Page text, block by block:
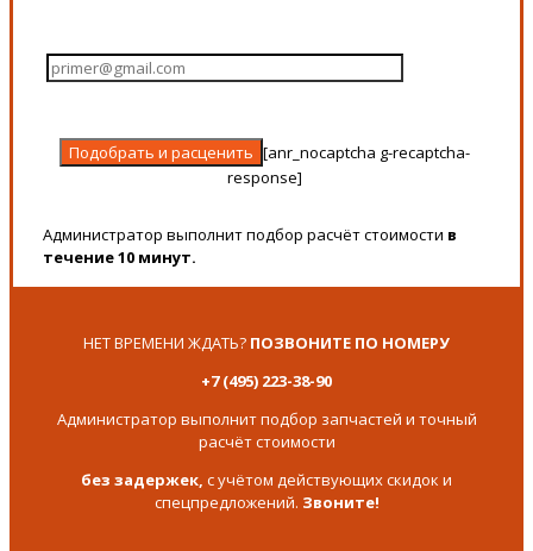
[anr_nocaptcha g-recaptcha-
response]
Администратор выполнит подбор расчёт стоимости в
течение 10 минут.
НЕТ ВРЕМЕНИ ЖДАТЬ? ПОЗВОНИТЕ ПО НОМЕРУ
+7 (495) 223-38-90
Администратор выполнит подбор запчастей и точный
расчёт стоимости
без задержек, с учётом действующих скидок и
спецпредложений. Звоните!